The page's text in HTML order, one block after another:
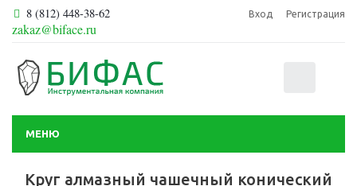
8 (812) 448-38-62
zakaz@biface.ru
Вход Регистрация
МЕНЮ
Круг алмазный чашечный конический